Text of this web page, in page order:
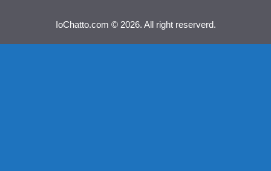
IoChatto.com © 2026. All right reserverd.